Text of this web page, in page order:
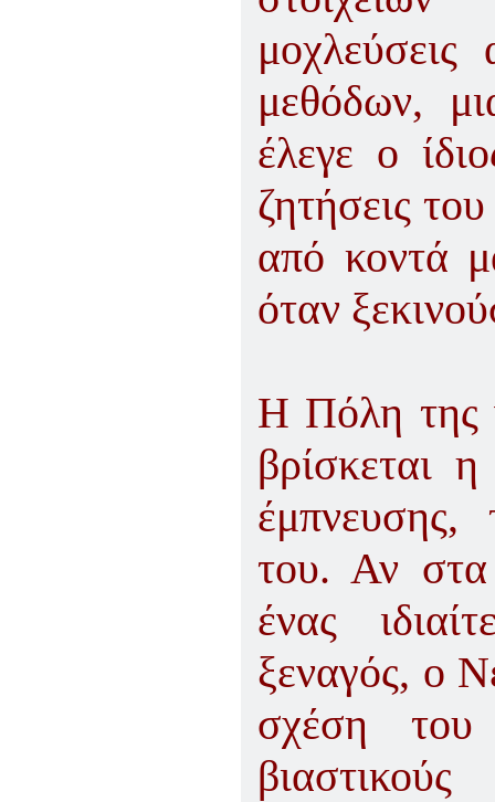
μεθόδων,
έλεγε ο
ζητήσεις
από κοντά
όταν
Η Πόλη της
βρίσκεται
έμπνευσης,
του. Αν στα
ένας
ξεναγός, ο
σχέση